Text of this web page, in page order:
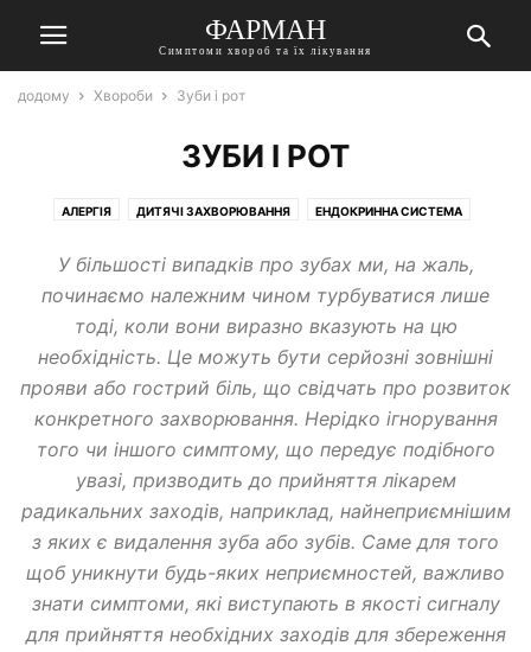
ФАРМАН
Симптоми хвороб та їх лікування
додому Хвороби Зуби і рот
ЗУБИ І РОТ
АЛЕРГІЯ ДИТЯЧІ ЗАХВОРЮВАННЯ ЕНДОКРИННА СИСТЕМА
ІНШІ ЗАХВОРЮВАННЯ І СТАНИ ЛОГОПЕДІЯ НАРКОЛОГІЯ
НЕВРОЛОГІЯ ОРГАНИ ДИХАННЯ ОТОЛАРИНГОЛОГІЯ
СЕРЦЕ І СУДИНИ СУГЛОБИ, КІСТКИ ЧОЛОВІЧІ ЗАХВОРЮВАННЯ
ШЛУНКОВО-КИШКОВИЙ ТРАКТ
У більшості випадків про зубах ми, на жаль,
починаємо належним чином турбуватися лише
тоді, коли вони виразно вказують на цю
необхідність. Це можуть бути серйозні зовнішні
прояви або гострий біль, що свідчать про розвиток
конкретного захворювання. Нерідко ігнорування
того чи іншого симптому, що передує подібного
увазі, призводить до прийняття лікарем
радикальних заходів, наприклад, найнеприємнішим
з яких є видалення зуба або зубів. Саме для того
щоб уникнути будь-яких неприємностей, важливо
знати симптоми, які виступають в якості сигналу
для прийняття необхідних заходів для збереження